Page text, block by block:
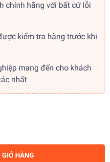
chính hãng với bất cứ lỗi
kiểm tra hàng trước khi
mang đến cho khách
nhất
HÀNG